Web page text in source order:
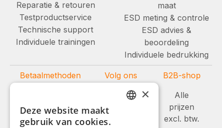
Reparatie & retouren
Testproductservice
Technische support
Individuele trainingen
maat
ESD meting & controle
ESD advies &
beoordeling
Individuele bedrukking
Betaalmethoden Volg ons
B2B-shop
Alle
prijzen
excl. btw.
×
Deze website maakt
gebruik van cookies.